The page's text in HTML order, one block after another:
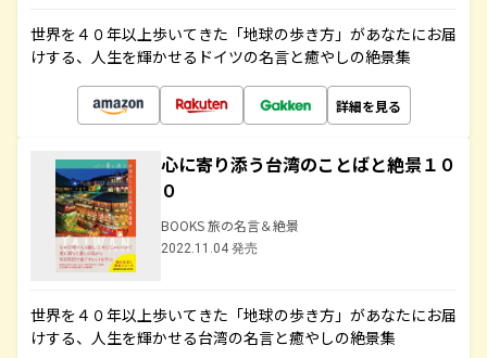
世界を４０年以上歩いてきた「地球の歩き方」があなたにお届
けする、人生を輝かせるドイツの名言と癒やしの絶景集
詳細を見る
心に寄り添う台湾のことばと絶景１０
０
BOOKS 旅の名言＆絶景
2022.11.04 発売
世界を４０年以上歩いてきた「地球の歩き方」があなたにお届
けする、人生を輝かせる台湾の名言と癒やしの絶景集